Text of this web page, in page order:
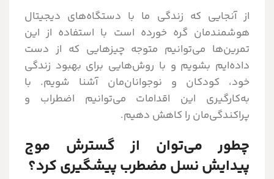
از آنجایی که زندگی ما با دستگاه‌های دیجیتال
هوشمندمان گره خورده است با استفاده از این
تمرین‌ها می‌توانیم متوجه چیزهایی که از دست
داده‌ایم بشویم و با روش‌هایی برای بهبود زندگی
خود، کودکان و نوجوانان‌مان آشنا شویم. با
به‌کارگیری این اقدامات می‌توانیم اضطراب و
پراکندگی‌مان را کاهش دهیم.
چطور می‌توان از گسترش موج
پیدایش نسل مضطرب پیشگیری کرد؟